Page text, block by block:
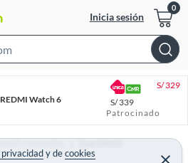
Inicia sesión
h
B
Watch 6
S/329
S/339
Patrocinado
ydecookies
C
y wearables SmartWatch